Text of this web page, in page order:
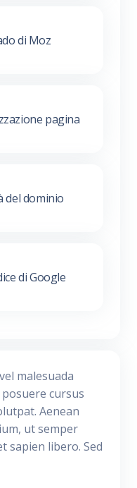
di Moz
pagina
del dominio
di Google
malesuada
cursus
Aenean
ut semper
sapien libero. Sed